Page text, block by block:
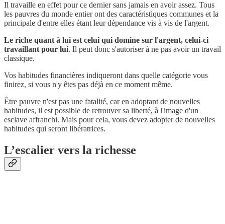
Il travaille en effet pour ce dernier sans jamais en avoir assez. Tous
les pauvres du monde entier ont des caractéristiques communes et la
principale d'entre elles étant leur dépendance vis à vis de l'argent.
Le riche quant à lui est celui qui domine sur l'argent, celui-ci
travaillant pour lui. Il peut donc s'autoriser à ne pas avoir un travail
classique.
Vos habitudes financières indiqueront dans quelle catégorie vous
finirez, si vous n'y êtes pas déjà en ce moment même.
Être pauvre n'est pas une fatalité, car en adoptant de nouvelles
habitudes, il est possible de retrouver sa liberté, à l'image d'un
esclave affranchi. Mais pour cela, vous devez adopter de nouvelles
habitudes qui seront libératrices.
L’escalier vers la richesse